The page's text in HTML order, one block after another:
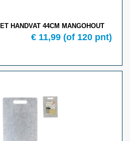
HANDVAT 44CM MANGOHOUT
€ 11,99 (of 120 pnt)